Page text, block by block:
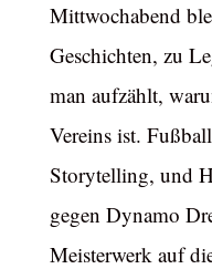
Mittwochabend
Geschichten, zu
man aufzählt,
Vereins ist.
Storytelling, und
gegen Dynamo
Meisterwerk auf